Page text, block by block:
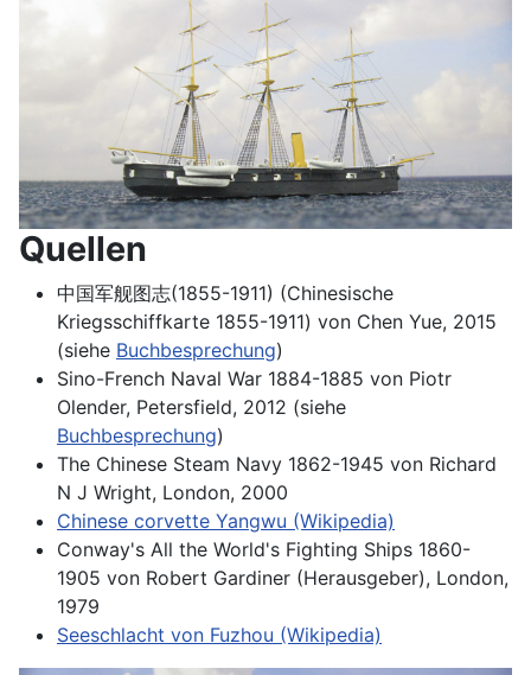
Quellen
中国军舰图志(1855-1911) (Chinesische
Kriegsschiffkarte 1855-1911) von Chen Yue, 2015
(siehe Buchbesprechung)
Sino-French Naval War 1884-1885 von Piotr
Olender, Petersfield, 2012 (siehe
Buchbesprechung)
The Chinese Steam Navy 1862-1945 von Richard
N J Wright, London, 2000
Chinese corvette Yangwu (Wikipedia)
Conway's All the World's Fighting Ships 1860-
1905 von Robert Gardiner (Herausgeber), London,
1979
Seeschlacht von Fuzhou (Wikipedia)